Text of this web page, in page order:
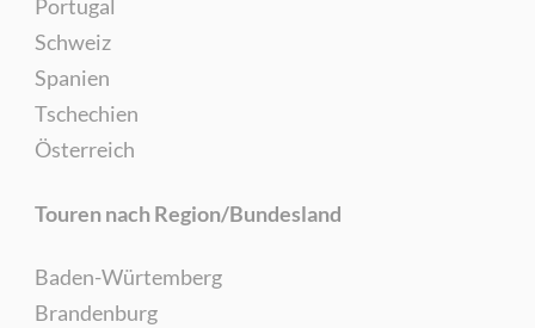
Portugal
Schweiz
Spanien
Tschechien
Österreich
Touren nach Region/Bundesland
Baden-Würtemberg
Brandenburg